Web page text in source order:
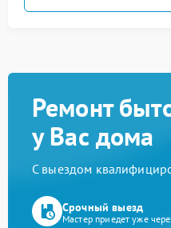
Ремонт
у Вас дома
С выездом
Срочный выезд
Мастер приедет уже